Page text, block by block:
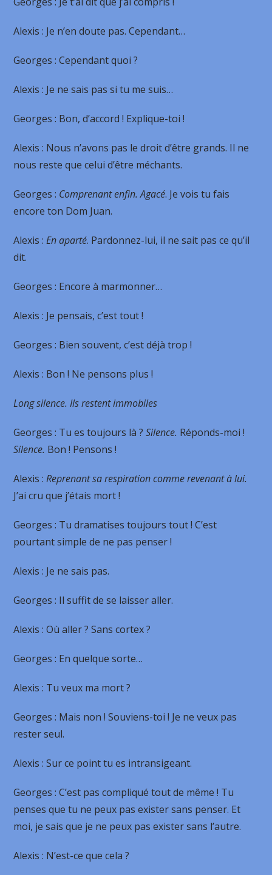
Alexis : Je n’en doute pas. Cependant…
Georges : Cependant quoi ?
Alexis : Je ne sais pas si tu me suis…
Georges : Bon, d’accord ! Explique-toi !
Alexis : Nous n’avons pas le droit d’être grands. Il ne
nous reste que celui d’être méchants.
Georges : Comprenant enfin. Agacé. Je vois tu fais
encore ton Dom Juan.
Alexis :En aparté. Pardonnez-lui, il ne sait pas ce qu’il
dit.
Georges : Encore à marmonner…
Alexis : Je pensais, c’est tout !
Georges : Bien souvent, c’est déjà trop !
Alexis : Bon ! Ne pensons plus !
Long silence. Ils restent immobiles
Georges : Tu es toujours là ?Silence. Réponds-moi !
Silence. Bon ! Pensons !
Alexis :Reprenant sa respiration comme revenant à lui.
J’ai cru que j’étais mort !
Georges : Tu dramatises toujours tout ! C’est
pourtant simple de ne pas penser !
Alexis : Je ne sais pas.
Georges : Il suffit de se laisser aller.
Alexis : Où aller ? Sans cortex ?
Georges : En quelque sorte…
Alexis : Tu veux ma mort ?
Georges : Mais non ! Souviens-toi ! Je ne veux pas
rester seul.
Alexis : Sur ce point tu es intransigeant.
Georges : C’est pas compliqué tout de même ! Tu
penses que tu ne peux pas exister sans penser. Et
moi, je sais que je ne peux pas exister sans l’autre.
Alexis : N’est-ce que cela ?